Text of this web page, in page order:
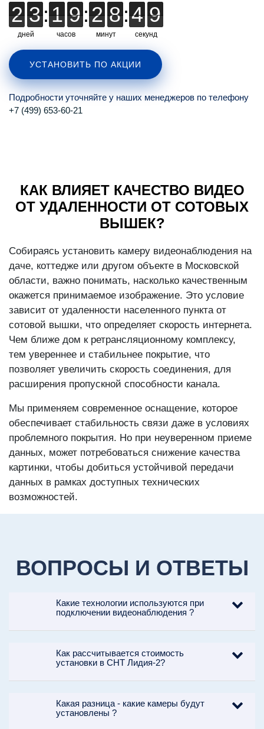
дней
2
2 3
3:
часов
1
1 9
9:
минут
2
2 8
8
8:
секунд
4
4
4 8
8
8
УСТАНОВИТЬ ПО АКЦИИ
Подробности уточняйте у наших менеджеров по телефону
+7 (499) 653-60-21
КАК ВЛИЯЕТ КАЧЕСТВО ВИДЕО
ОТ УДАЛЕННОСТИ ОТ СОТОВЫХ
ВЫШЕК?
Собираясь установить камеру видеонаблюдения на
даче, коттедже или другом объекте в Московской
области, важно понимать, насколько качественным
окажется принимаемое изображение. Это условие
зависит от удаленности населенного пункта от
сотовой вышки, что определяет скорость интернета.
Чем ближе дом к ретрансляционному комплексу,
тем увереннее и стабильнее покрытие, что
позволяет увеличить скорость соединения, для
расширения пропускной способности канала.
Мы применяем современное оснащение, которое
обеспечивает стабильность связи даже в условиях
проблемного покрытия. Но при неуверенном приеме
данных, может потребоваться снижение качества
картинки, чтобы добиться устойчивой передачи
данных в рамках доступных технических
возможностей.
ВОПРОСЫ И ОТВЕТЫ
Какие технологии используются при
подключении видеонаблюдения ?
Как рассчитывается стоимость
установки в СНТ Лидия-2?
Какая разница - какие камеры будут
установлены ?